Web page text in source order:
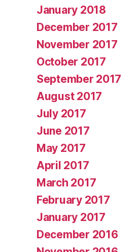
January 2018
December 2017
November 2017
October 2017
September 2017
August 2017
July 2017
June 2017
May 2017
April 2017
March 2017
February 2017
January 2017
December 2016